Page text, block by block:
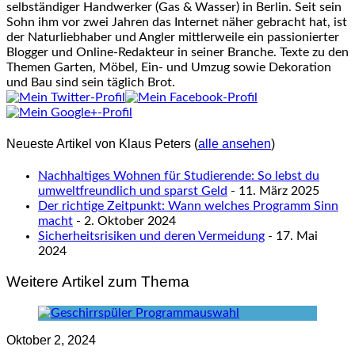
selbständiger Handwerker (Gas & Wasser) in Berlin. Seit sein
Sohn ihm vor zwei Jahren das Internet näher gebracht hat, ist
der Naturliebhaber und Angler mittlerweile ein passionierter
Blogger und Online-Redakteur in seiner Branche. Texte zu den
Themen Garten, Möbel, Ein- und Umzug sowie Dekoration
und Bau sind sein täglich Brot.
Neueste Artikel von Klaus Peters (alle ansehen)
Nachhaltiges Wohnen für Studierende: So lebst du
umweltfreundlich und sparst Geld - 11. März 2025
Der richtige Zeitpunkt: Wann welches Programm Sinn
macht - 2. Oktober 2024
Sicherheitsrisiken und deren Vermeidung - 17. Mai
2024
Weitere Artikel zum Thema
Oktober 2, 2024